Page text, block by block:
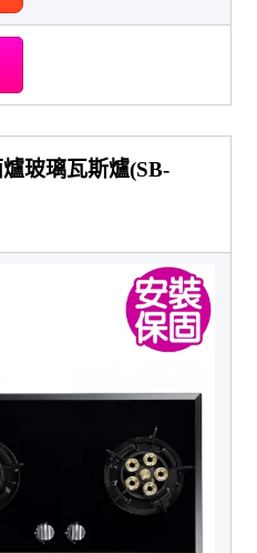
爐玻璃瓦斯爐(SB-